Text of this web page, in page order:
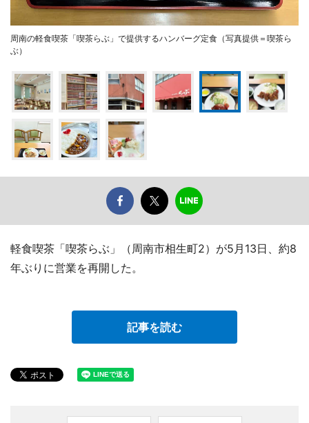
周南の軽食喫茶「喫茶らぶ」で提供するハンバーグ定食（写真提供＝喫茶ら
ぶ）
軽食喫茶「喫茶らぶ」（周南市相生町2）が5月13日、約8
年ぶりに営業を再開した。
記事を読む